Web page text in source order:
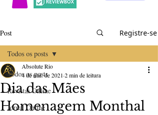
Post Registre-se
Todos os posts
Revistas Online
Jornal Online
Todos os posts
Dia das Mães
Homenagem Monthal
Absolute Rio
4 de mai. de 2021 2 min de leitura